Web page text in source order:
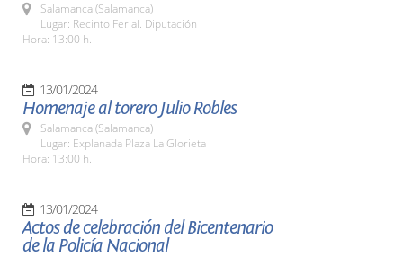
Salamanca (Salamanca)
Lugar: Recinto Ferial. Diputación
Hora: 13:00 h.
13/01/2024
Homenaje al torero Julio Robles
Salamanca (Salamanca)
Lugar: Explanada Plaza La Glorieta
Hora: 13:00 h.
13/01/2024
Actos de celebración del Bicentenario
de la Policía Nacional